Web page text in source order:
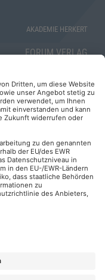
AKADEMIE HERKERT
FORUM VERLAG
18
86504 Merching
Telefon: +49
(0)8233 381-123
(0)8233 381-222
E-Mail:
herkert.de
Zahlung per